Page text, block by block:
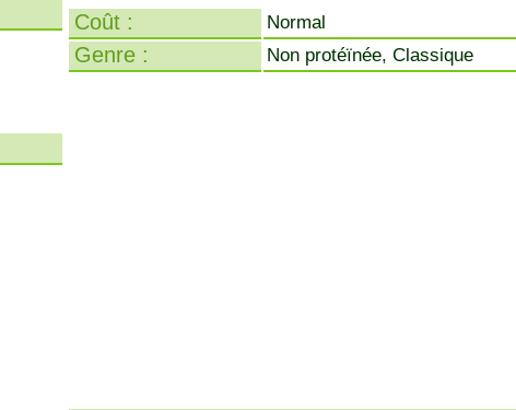
Coût : Normal
Genre : Non protéïnée, Classique